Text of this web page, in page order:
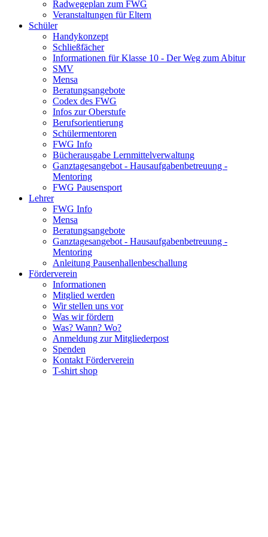
Radwegeplan zum FWG
Veranstaltungen für Eltern
Schüler
Handykonzept
Schließfächer
Informationen für Klasse 10 - Der Weg zum Abitur
SMV
Mensa
Beratungsangebote
Codex des FWG
Infos zur Oberstufe
Berufsorientierung
Schülermentoren
FWG Info
Bücherausgabe Lernmittelverwaltung
Ganztagesangebot - Hausaufgabenbetreuung -
Mentoring
FWG Pausensport
Lehrer
FWG Info
Mensa
Beratungsangebote
Ganztagesangebot - Hausaufgabenbetreuung -
Mentoring
Anleitung Pausenhallenbeschallung
Förderverein
Informationen
Mitglied werden
Wir stellen uns vor
Was wir fördern
Was? Wann? Wo?
Anmeldung zur Mitgliederpost
Spenden
Kontakt Förderverein
T-shirt shop